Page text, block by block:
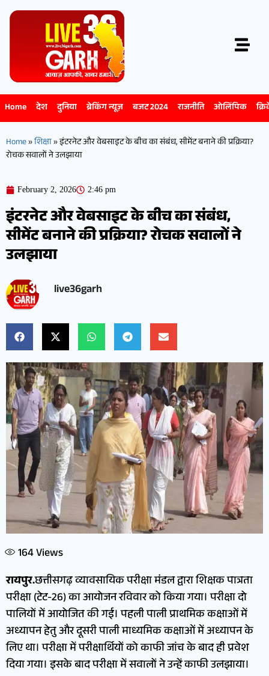
Home देश दुनिया ब्रेकिंग न्यूज़ बजट 2024 राजनीति ओलिंपिक
Home»शिक्षा»इंटरनेट और वेबसाइट के बीच का संबंध, सीमेंट बनाने की प्रक्रिया?
रोचक सवालों ने उलझाया
February 2, 2026 2:46 pm
इंटरनेट और वेबसाइट के बीच का संबंध,
सीमेंट बनाने की प्रक्रिया? रोचक सवालों ने
उलझाया
live36garh
164Views
रायपुर.छत्तीसगढ़ व्यावसायिक परीक्षा मंडल द्वारा शिक्षक पात्रता
परीक्षा (टेट-26) का आयोजन रविवार को किया गया। परीक्षा दो
पालियों में आयोजित की गई। पहली पाली प्राथमिक कक्षाओं में
अध्यापन हेतु और दूसरी पाली माध्यमिक कक्षाओं में अध्यापन के
लिए था। परीक्षा में परीक्षार्थियों को काफी जांच के बाद ही प्रवेश
दिया गया। इसके बाद परीक्षा में सवालों ने उन्हें काफी उलझाया।